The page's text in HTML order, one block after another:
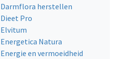
Darmflora herstellen
Dieet Pro
Elvitum
Energetica Natura
Energie en vermoeidheid